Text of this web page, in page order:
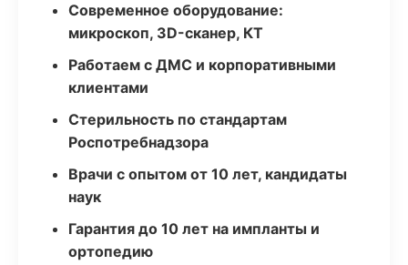
Современное оборудование:
микроскоп, 3D-сканер, КТ
Работаем с ДМС и корпоративными
клиентами
Стерильность по стандартам
Роспотребнадзора
Врачи с опытом от 10 лет, кандидаты
наук
Гарантия до 10 лет на импланты и
ортопедию